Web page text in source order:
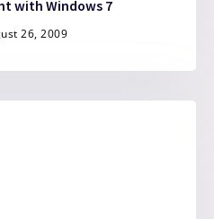
with Windows 7
26, 2009